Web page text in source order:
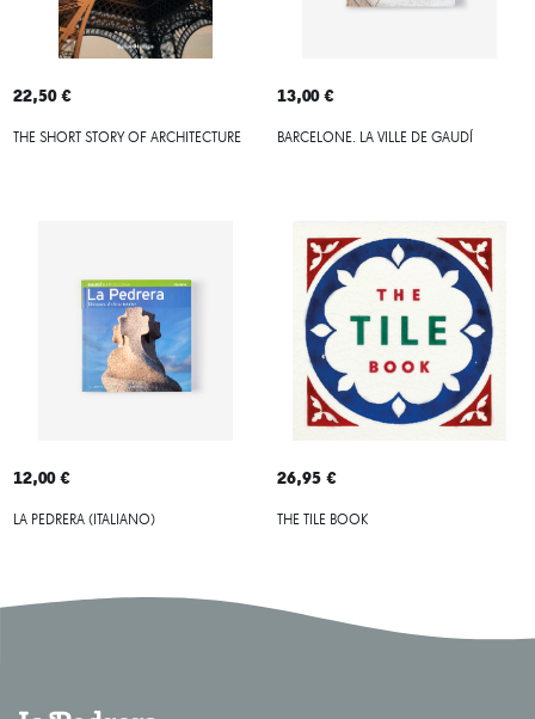
22,50 €
THE SHORT STORY OF ARCHITECTURE
13,00 €
BARCELONE. LA VILLE DE GAUDÍ
12,00 €
LA PEDRERA (ITALIANO)
26,95 €
THE TILE BOOK